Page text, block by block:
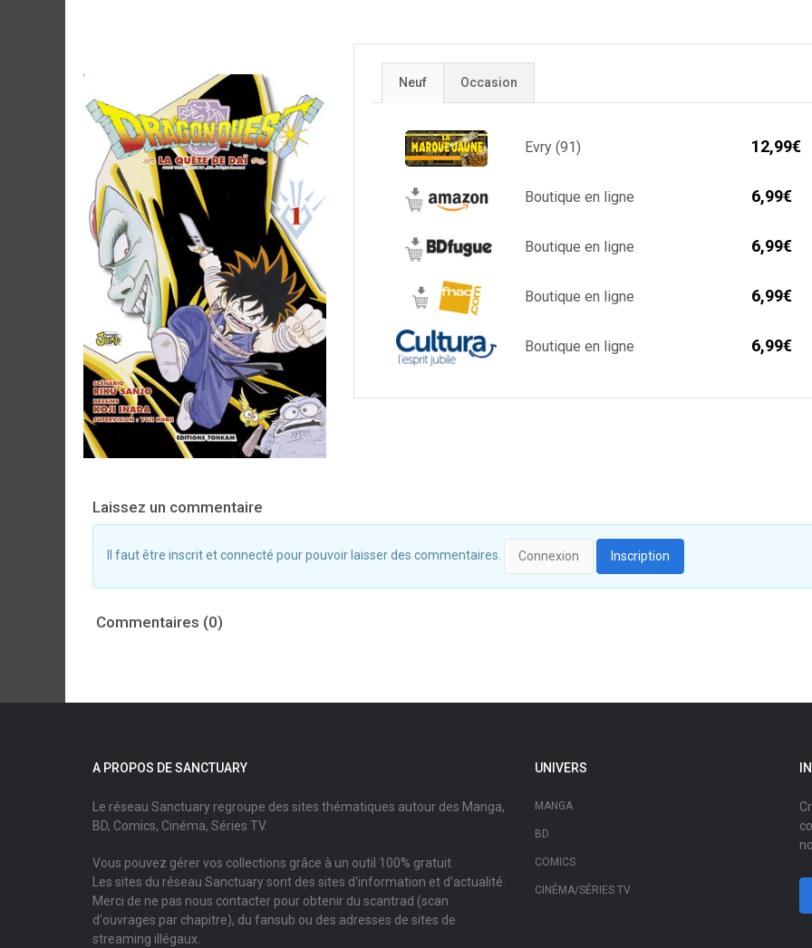
Neuf Occasion
Evry (91) 12,99€
Boutique en ligne 6,99€
Boutique en ligne 6,99€
Boutique en ligne 6,99€
Boutique en ligne 6,99€
Laissez un commentaire
Il faut être inscrit et connecté pour pouvoir laisser des commentaires. Connexion Inscription
Commentaires (0)
A PROPOS DE SANCTUARY
Le réseau Sanctuary regroupe des sites thématiques autour des Manga,
BD, Comics, Cinéma, Séries TV.
Vous pouvez gérer vos collections grâce à un outil 100% gratuit.
Les sites du réseau Sanctuary sont des sites d'information et d'actualité.
Merci de ne pas nous contacter pour obtenir du scantrad (scan
d'ouvrages par chapitre), du fansub ou des adresses de sites de
streaming illégaux.
UNIVERS
MANGA
BD
COMICS
CINÉMA/SÉRIES TV